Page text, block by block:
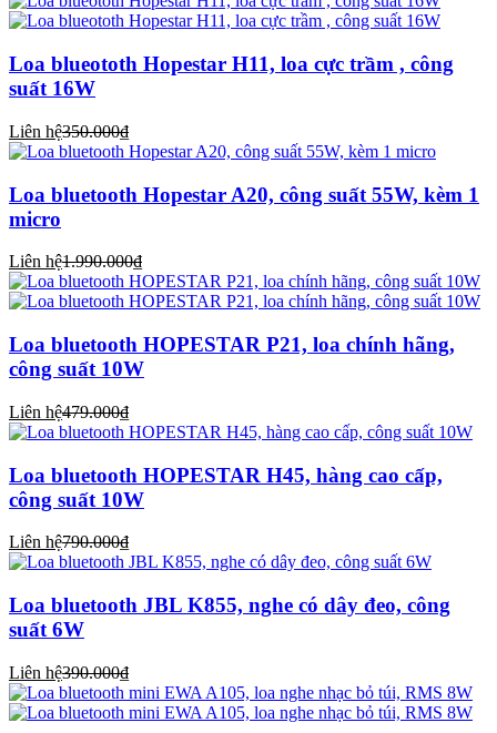
Loa blueototh Hopestar H11, loa cực trầm , công
suất 16W
Liên hệ350.000₫
Loa bluetooth Hopestar A20, công suất 55W, kèm 1
micro
Liên hệ1.990.000₫
Loa bluetooth HOPESTAR P21, loa chính hãng,
công suất 10W
Liên hệ479.000₫
Loa bluetooth HOPESTAR H45, hàng cao cấp,
công suất 10W
Liên hệ790.000₫
Loa bluetooth JBL K855, nghe có dây đeo, công
suất 6W
Liên hệ390.000₫